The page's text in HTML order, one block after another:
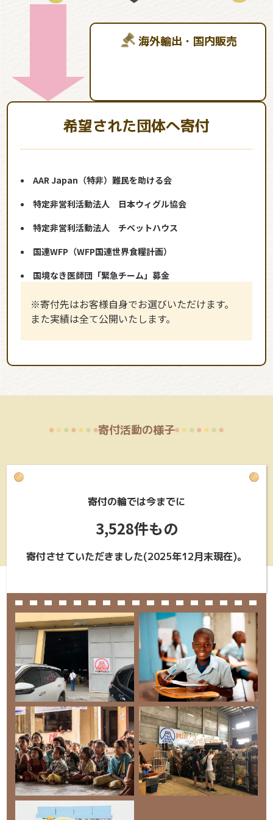
海外輸出・国内販売
希望された団体へ寄付
AAR Japan（特非）難民を助ける会
特定非営利活動法人 日本ウィグル協会
特定非営利活動法人 チベットハウス
国連WFP（WFP国連世界食糧計画）
国境なき医師団「緊急チーム」募金
※寄付先はお客様自身でお選びいただけます。
また実績は全て公開いたします。
寄付活動の様子
寄付の輪では今までに
3,528件もの
寄付させていただきました(2025年12月末現在)。